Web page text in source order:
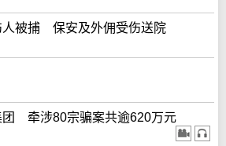
人被捕 保安及外佣受伤送院
团 牵涉80宗骗案共逾620万元